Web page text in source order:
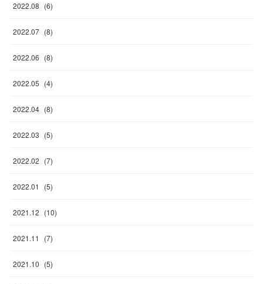
2022.08 (6)
2022.07 (8)
2022.06 (8)
2022.05 (4)
2022.04 (8)
2022.03 (5)
2022.02 (7)
2022.01 (5)
2021.12 (10)
2021.11 (7)
2021.10 (5)